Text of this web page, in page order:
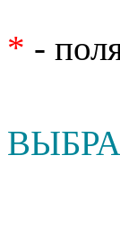
* -